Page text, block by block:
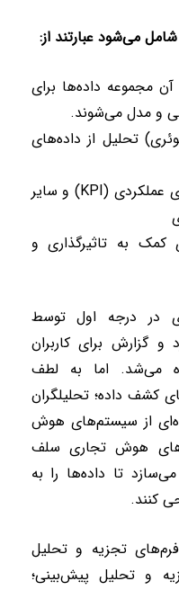
می‌شود عبارتند از:
آن مجموعه داده‌ها برای
و مدل می‌شوند.
تحلیل از داده‌های
عملکردی(KPI) و سایر
کمک به تاثیرگذاری و
در درجه اول توسط
و گزارش برای کاربران
می‌شد. اما به لطف
کشف داده؛ تحلیلگران
از سیستم‌های هوش
هوش تجاری سلف
تا داده‌ها را به
کنند.
تجزیه و تحلیل
و تحلیل پیش‌بینی؛